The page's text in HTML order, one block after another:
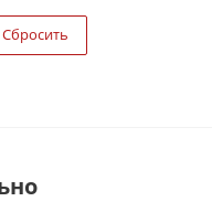
Сбросить